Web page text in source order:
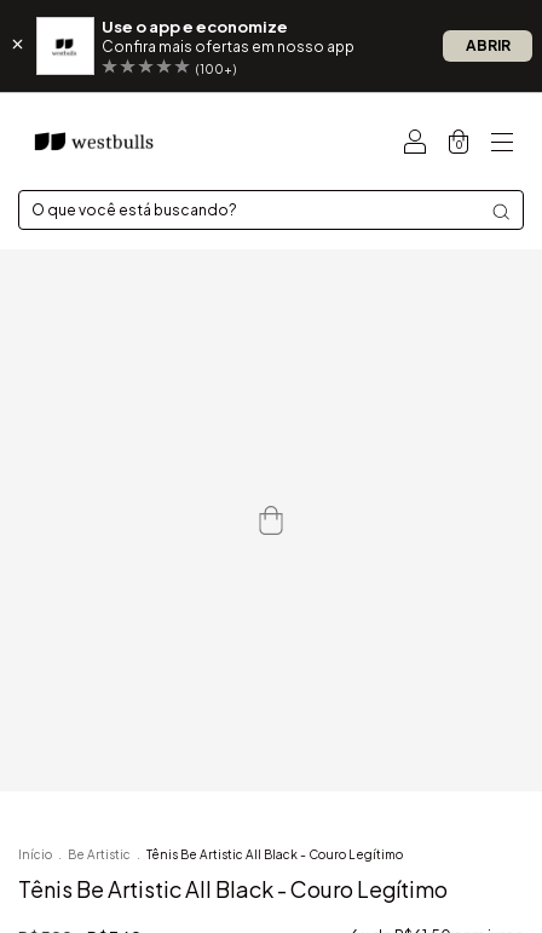
Use o app e economize
Confira mais ofertas em nosso app
(100+)
ABRIR
0
Início . Be Artistic . Tênis Be Artistic All Black - Couro Legítimo
Tênis Be Artistic All Black - Couro Legítimo